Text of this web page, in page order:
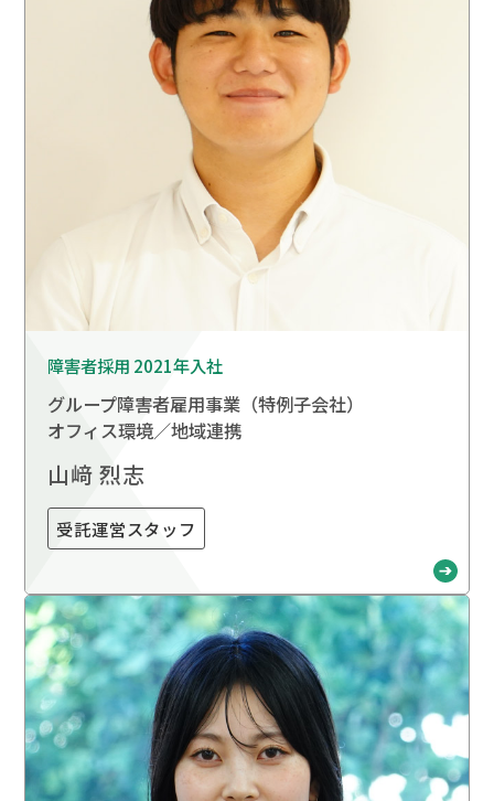
障害者採用 2021年入社
グループ障害者雇用事業 （特例子会社）
オフィス環境／地域連携
山﨑 烈志
受託運営スタッフ